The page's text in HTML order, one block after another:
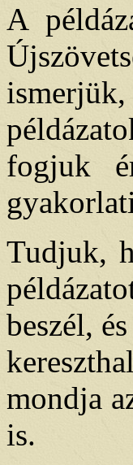
A
fogjuk
Tudjuk,
beszél,
mondja
is.